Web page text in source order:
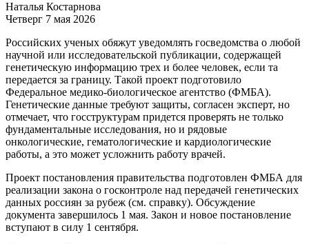
Наталья Костарнова
Четверг 7 мая 2026
Российских ученых обяжут уведомлять госведомства о любой
научной или исследовательской публикации, содержащей
генетическую информацию трех и более человек, если та
передается за границу. Такой проект подготовило
Федеральное медико-биологическое агентство (ФМБА).
Генетические данные требуют защиты, согласен эксперт, но
отмечает, что госструктурам придется проверять не только
фундаментальные исследования, но и рядовые
онкологические, гематологические и кардиологические
работы, а это может усложнить работу врачей.
Проект постановления правительства подготовлен ФМБА для
реализации закона о госконтроле над передачей генетических
данных россиян за рубеж (см. справку). Обсуждение
документа завершилось 1 мая. Закон и новое постановление
вступают в силу 1 сентября.